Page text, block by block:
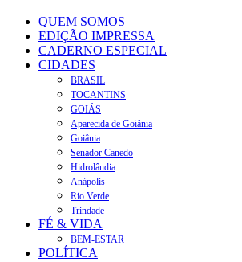
QUEM SOMOS
EDIÇÃO IMPRESSA
CADERNO ESPECIAL
CIDADES
BRASIL
TOCANTINS
GOIÁS
Aparecida de Goiânia
Goiânia
Senador Canedo
Hidrolândia
Anápolis
Rio Verde
Trindade
FÉ & VIDA
BEM-ESTAR
POLÍTICA